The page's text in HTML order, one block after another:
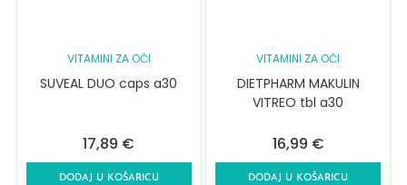
VITAMINI ZA OČI
SUVEAL DUO caps a30
17,89 €
DODAJ U KOŠARICU
VITAMINI ZA OČI
DIETPHARM MAKULIN
VITREO tbl a30
16,99 €
DODAJ U KOŠARICU